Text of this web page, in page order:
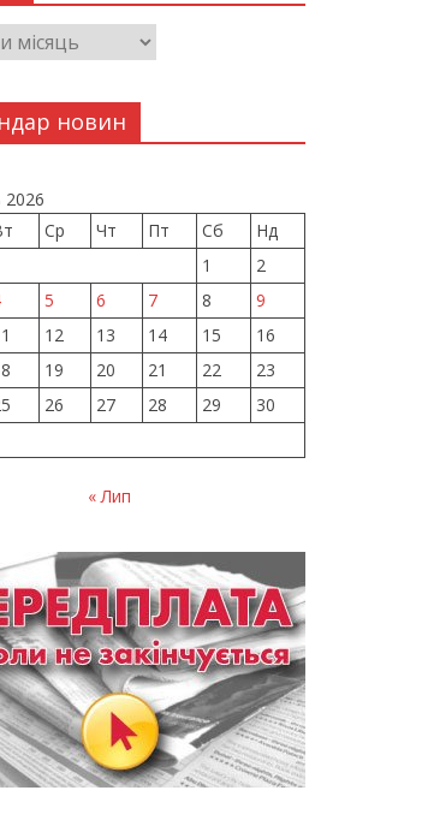
новин
2026
Ср Чт Пт Сб
Нд
1
2
5 6 7 8
9
12 13 14 15
16
19 20 21 22
23
26 27 28 29
30
« Лип